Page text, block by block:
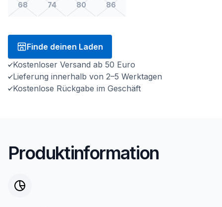
68 74 80 86
Finde deinen Laden
Kostenloser Versand ab 50 Euro
Lieferung innerhalb von 2–5 Werktagen
Kostenlose Rückgabe im Geschäft
Produktinformation